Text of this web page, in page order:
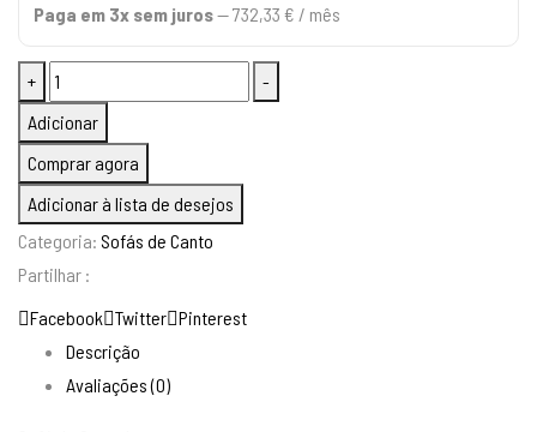
original
atual
Paga em 3x sem juros—732,33 € / mês
+
Quantidade
de
Sofá
de
Canto
Lemans
-
Adicionar
Comprar agora
Adicionar à lista de desejos
Categoria: Sofás de Canto
Partilhar :
Facebook Twitter Pinterest
Descrição
Avaliações (0)